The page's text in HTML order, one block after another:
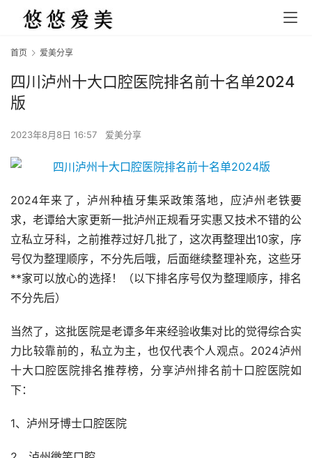
首页 爱美分享
四川泸州十大口腔医院排名前十名单2024
版
2023年8月8日 16:57 爱美分享
2024年来了，泸州种植牙集采政策落地，应泸州老铁要
求，老谭给大家更新一批泸州正规看牙实惠又技术不错的公
立私立牙科，之前推荐过好几批了，这次再整理出10家，序
号仅为整理顺序，不分先后哦，后面继续整理补充，这些牙
**家可以放心的选择！（以下排名序号仅为整理顺序，排名
不分先后）
当然了，这批医院是老谭多年来经验收集对比的觉得综合实
力比较靠前的，私立为主，也仅代表个人观点。2024泸州
十大口腔医院排名推荐榜，分享泸州排名前十口腔医院如
下：
1、泸州牙博士口腔医院